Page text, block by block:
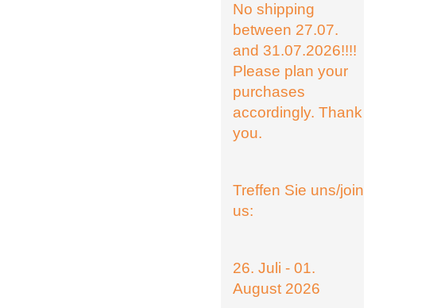
No shipping
between 27.07.
and 31.07.2026!!!!
Please plan your
purchases
accordingly. Thank
you.
Treffen Sie uns/join
us:
26. Juli - 01.
August 2026